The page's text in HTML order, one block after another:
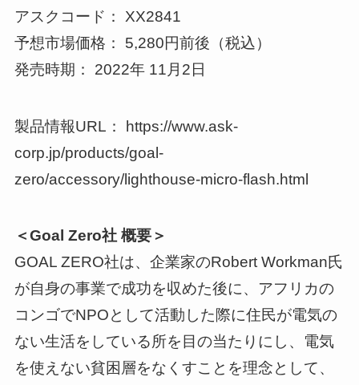
アスクコード： XX2841
予想市場価格： 5,280円前後（税込）
発売時期： 2022年 11月2日
製品情報URL： https://www.ask-
corp.jp/products/goal-
zero/accessory/lighthouse-micro-flash.html
＜Goal Zero社 概要＞
GOAL ZERO社は、企業家のRobert Workman氏
が自身の事業で成功を収めた後に、アフリカの
コンゴでNPOとして活動した際に住民が電気の
ない生活をしている所を目の当たりにし、電気
を使えない貧困層をなくすことを理念として、